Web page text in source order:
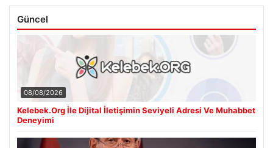
Güncel
08/08/2026
Kelebek.Org İle Dijital İletişimin Seviyeli Adresi Ve Muhabbet
Deneyimi